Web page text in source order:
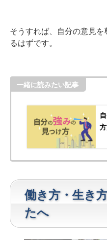
そうすれば、自分の意見
るはずです。
一緒に読みたい記事
働き方・生き
たへ